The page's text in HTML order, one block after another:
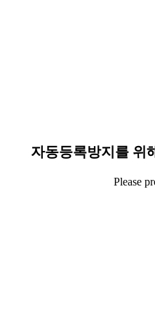
자동등록방지를 위
Please